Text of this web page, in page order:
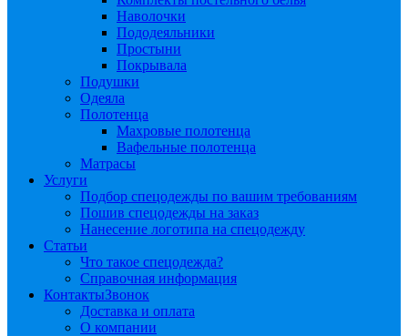
Наволочки
Пододеяльники
Простыни
Покрывала
Подушки
Одеяла
Полотенца
Махровые полотенца
Вафельные полотенца
Матрасы
Услуги
Подбор спецодежды по вашим требованиям
Пошив спецодежды на заказ
Нанесение логотипа на спецодежду
Статьи
Что такое спецодежда?
Справочная информация
КонтактыЗвонок
Доставка и оплата
О компании